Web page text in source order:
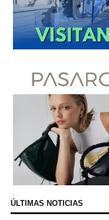
ÚLTIMAS NOTICIAS